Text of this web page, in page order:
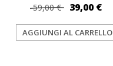
59,00 € 39,00 €
AGGIUNGI AL CARRELLO